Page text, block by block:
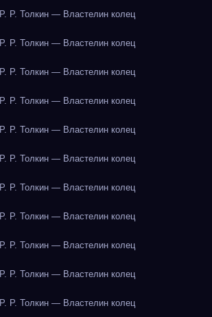
Р. Толкин — Властелин колец
Р. Толкин — Властелин колец
Р. Толкин — Властелин колец
Р. Толкин — Властелин колец
Р. Толкин — Властелин колец
Р. Толкин — Властелин колец
Р. Толкин — Властелин колец
Р. Толкин — Властелин колец
Р. Толкин — Властелин колец
Р. Толкин — Властелин колец
Р. Толкин — Властелин колец